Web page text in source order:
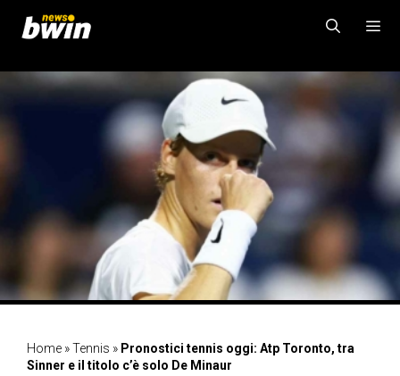
contenuto
Home »Tennis » Pronostici tennis oggi: Atp Toronto, tra
Sinner e il titolo c’è solo De Minaur